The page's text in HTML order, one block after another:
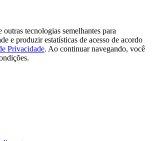
outras tecnologias semelhantes para
e produzir estatísticas de acesso de acordo
Privacidade. Ao continuar navegando, você